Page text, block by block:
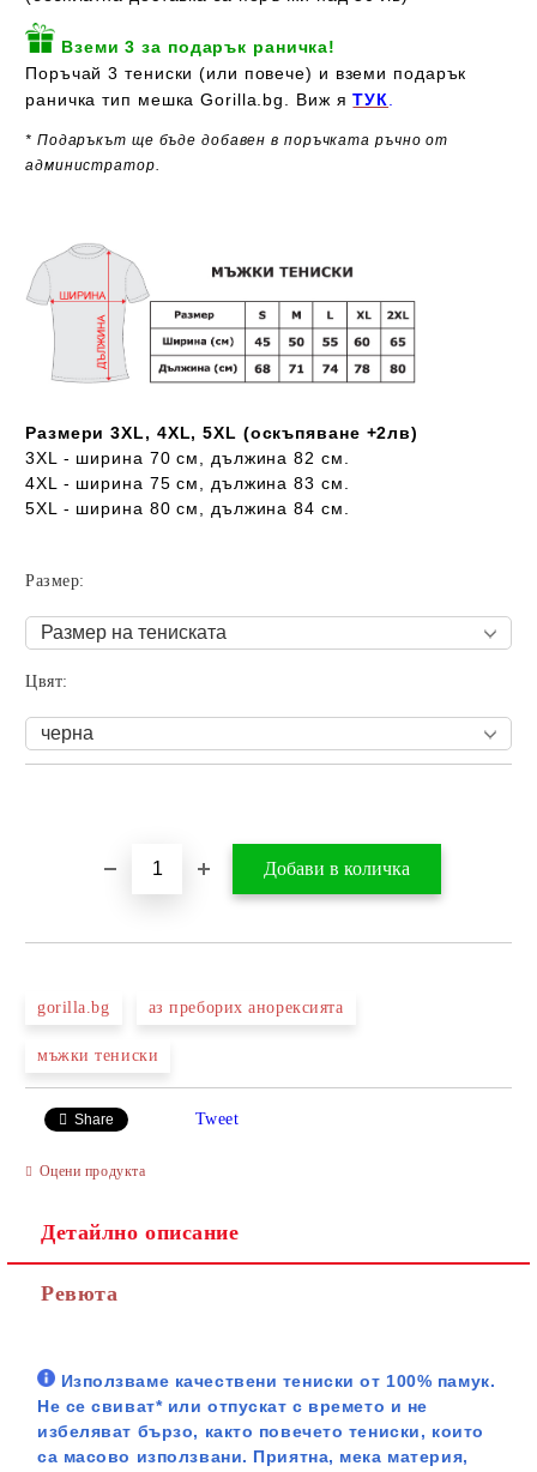
Вземи 3 за подарък раничка!
Поръчай 3 тениски (или повече) и вземи подарък
раничка тип мешка Gorilla.bg. Виж яТУК
* Подаръкът ще бъде добавен в поръчката ръчно от
администратор.
Размери 3XL, 4XL, 5XL (оскъпяване +2лв)
3XL - ширина 70 см, дължина 82 см.
4XL - ширина 75 см, дължина 83 см.
5XL - ширина 80 см, дължина 84 см.
Размер:
Цвят:
gorilla.bg аз преборих анорексията
мъжки тениски
Share Tweet
Оцени продукта
Детайлно описание
Ревюта
Използваме качествени тениски от 100% памук.
Не се свиват* или отпускат с времето и не
избеляват бързо, както повечето тениски, които
са масово използвани. Приятна, мека материя,